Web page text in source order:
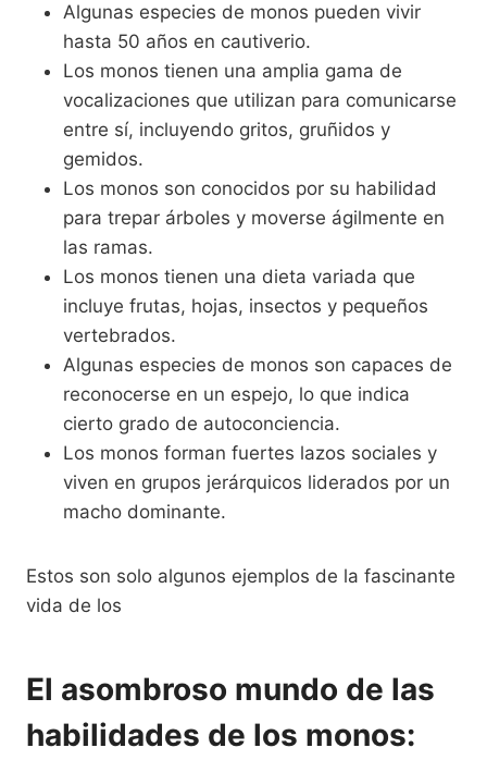
Algunas especies de monos pueden vivir
hasta 50 años en cautiverio.
Los monos tienen una amplia gama de
vocalizaciones que utilizan para comunicarse
entre sí, incluyendo gritos, gruñidos y
gemidos.
Los monos son conocidos por su habilidad
para trepar árboles y moverse ágilmente en
las ramas.
Los monos tienen una dieta variada que
incluye frutas, hojas, insectos y pequeños
vertebrados.
Algunas especies de monos son capaces de
reconocerse en un espejo, lo que indica
cierto grado de autoconciencia.
Los monos forman fuertes lazos sociales y
viven en grupos jerárquicos liderados por un
macho dominante.
Estos son solo algunos ejemplos de la fascinante
vida de los
El asombroso mundo de las
habilidades de los monos: